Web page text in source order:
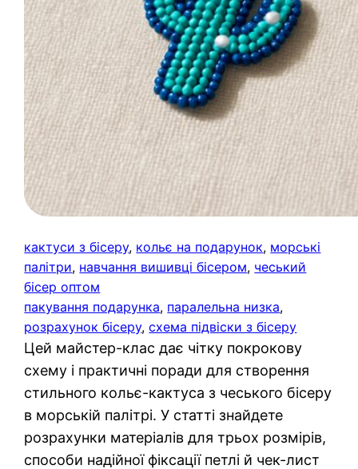
кактуси з бісеру, кольє на подарунок, морські
палітри, навчання вишивці бісером, чеський
бісер оптом
пакування подарунка, паралельна низка
розрахунок бісеру, схема підвіски з бісеру
Цей майстер-клас дає чітку покрокову
схему і практичні поради для створення
стильного кольє-кактуса з чеського бісеру
в морській палітрі. У статті знайдете
розрахунки матеріалів для трьох розмірів,
способи надійної фіксації петлі й чек-лист